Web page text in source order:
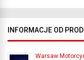
INFORMACJE OD
Warsaw